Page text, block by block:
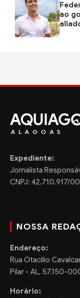
ao
AQUIAG
ALAGOAS
Expediente:
Jornalista
CNPJ: 42.710.917/
NOSSA
Endereço:
Rua Otacilio
Pilar - AL, 57.150-
Horário: